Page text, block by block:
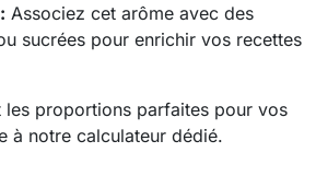
Associez cet arôme avec des
sucrées pour enrichir vos recettes
les proportions parfaites pour vos
à notre calculateur dédié.